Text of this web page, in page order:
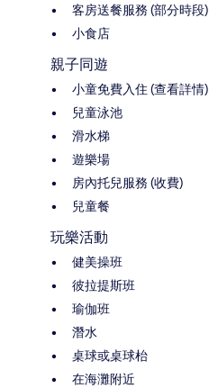
客房送餐服務 (部分時段)
小食店
親子同遊
小童免費入住 (查看詳情)
兒童泳池
滑水梯
遊樂場
房內托兒服務 (收費)
兒童餐
玩樂活動
健美操班
彼拉提斯班
瑜伽班
潛水
桌球或桌球枱
在海灘附近